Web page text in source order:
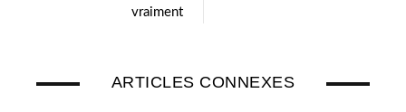
vraiment
ARTICLES CONNEXES